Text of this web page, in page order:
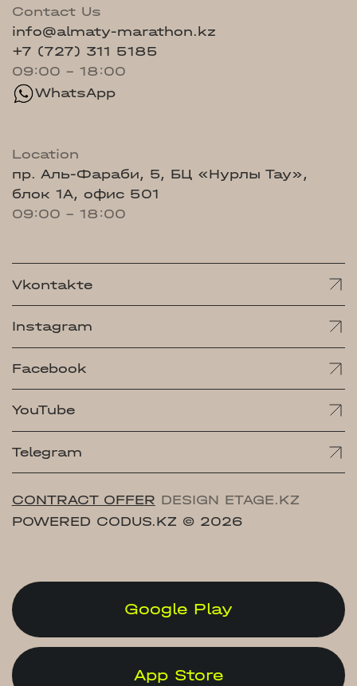
Contact Us
info@almaty-marathon.kz
+7 (727) 311 5185
09:00 - 18:00
WhatsApp
Location
пр. Аль-Фараби, 5, БЦ «Нурлы Тау»,
блок 1А, офис 501
09:00 - 18:00
Vkontakte
Instagram
Facebook
YouTube
Telegram
CONTRACT OFFER DESIGN ETAGE.KZ
POWERED CODUS.KZ © 2026
Google Play
App Store